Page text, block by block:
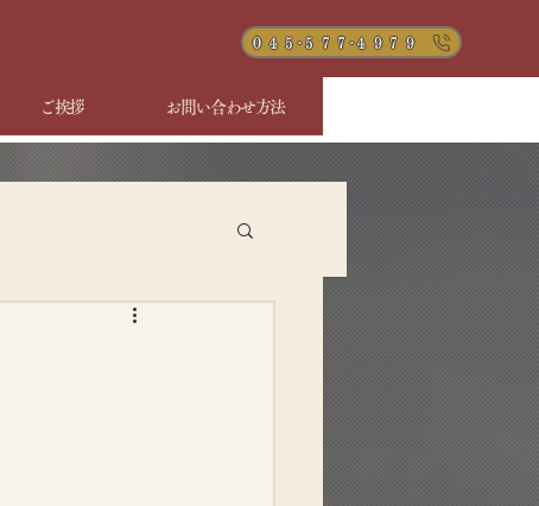
０４５-５７７-４９７９
ご挨拶 お問い合わせ方法